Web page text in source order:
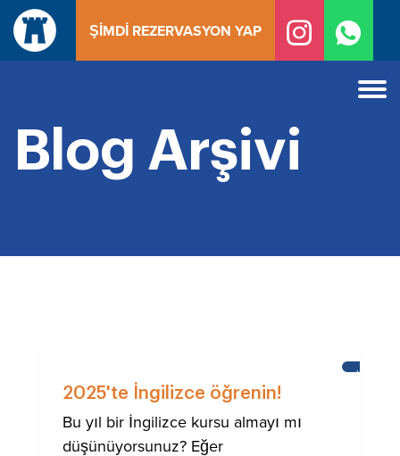
İçeriğe
geç
ŞIMDI REZERVASYON YAP
Blog Arşivi
KALE
2025'te İngilizce öğrenin!
Bu yıl bir İngilizce kursu almayı mı
düşünüyorsunuz? Eğer